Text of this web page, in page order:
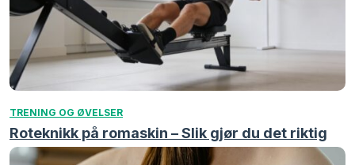
TRENING OG ØVELSER
Roteknikk på romaskin – Slik gjør du det riktig